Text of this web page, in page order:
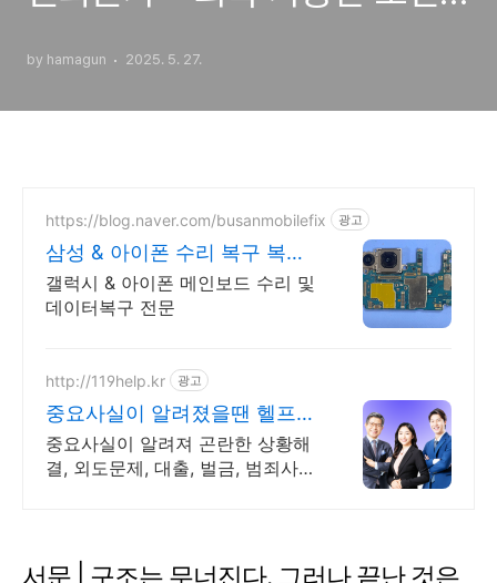
by hamagun 2025. 5. 27.
https://blog.naver.com/busanmobilefix 광고
삼성 & 아이폰 수리 복구 복구
실패시 비용 무료
갤럭시 & 아이폰 메인보드 수리 및
데이터복구 전문
http://119help.kr 광고
중요사실이 알려졌을땐 헬프유
2011년개업 풍부한 노하우
중요사실이 알려져 곤란한 상황해
결, 외도문제, 대출, 벌금, 범죄사
서문 | 구조는 무너진다. 그러나 끝난 것은